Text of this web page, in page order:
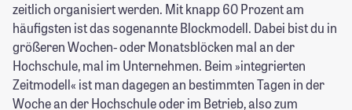
zeitlich organisiert werden. Mit knapp 60 Prozent am
häufigsten ist das sogenannte Blockmodell. Dabei bist du in
größeren Wochen- oder Monatsblöcken mal an der
Hochschule, mal im Unternehmen. Beim »integrierten
Zeitmodell« ist man dagegen an bestimmten Tagen in der
Woche an der Hochschule oder im Betrieb, also zum